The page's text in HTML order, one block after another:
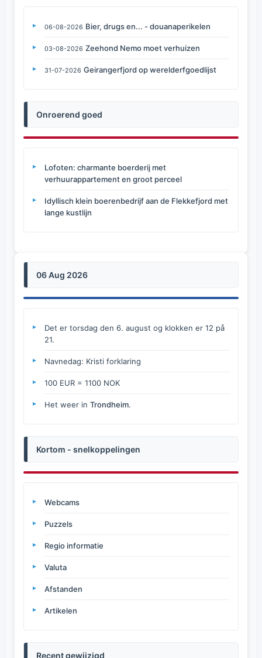
06-08-2026 Bier, drugs en... - douanaperikelen
03-08-2026 Zeehond Nemo moet verhuizen
31-07-2026 Geirangerfjord op werelderfgoedlijst
Onroerend goed
Lofoten: charmante boerderij met
verhuurappartement en groot perceel
Idyllisch klein boerenbedrijf aan de Flekkefjord met
lange kustlijn
06 Aug 2026
Det er torsdag den 6. august og klokken er 12 på
21.
Navnedag: Kristi forklaring
100 EUR = 1100 NOK
Het weer in Trondheim.
Kortom - snelkoppelingen
Webcams
Puzzels
Regio informatie
Valuta
Afstanden
Artikelen
Recent gewijzigd